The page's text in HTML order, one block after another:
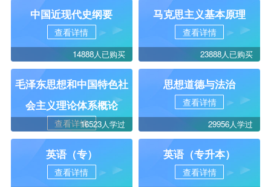
中国近现代史纲要
查看详情
14888人已购买
马克思主义基本原理
查看详情
23888人已购买
毛泽东思想和中国特色社
会主义理论体系概论
查看详情16523人学过
思想道德与法治
查看详情
29956人学过
英语（专）
查看详情
英语（专升本）
查看详情